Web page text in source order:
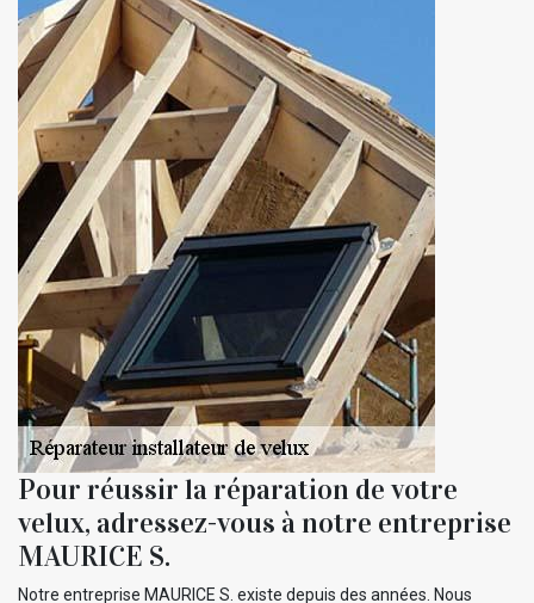
Pour réussir la réparation de votre
velux, adressez-vous à notre entreprise
MAURICE S.
Notre entreprise MAURICE S. existe depuis des années. Nous